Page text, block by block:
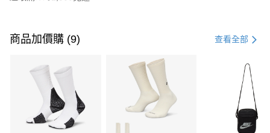
信用卡一次付款
3 期 0 利率 每期 21家銀行
合作金庫商業銀行
第一商業銀行
華南商業銀行
彰化商業銀行
上海商業儲蓄銀行
Apple Pay
商品加價購 (9) 查看全部